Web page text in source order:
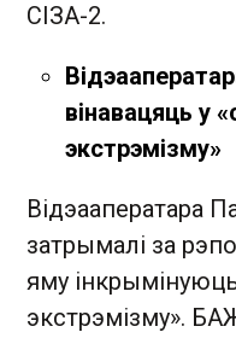
СІЗА-2.
вінавацяць у
экстрэмізму»
Відэааператара
затрымалі за
яму
экстрэмізму».